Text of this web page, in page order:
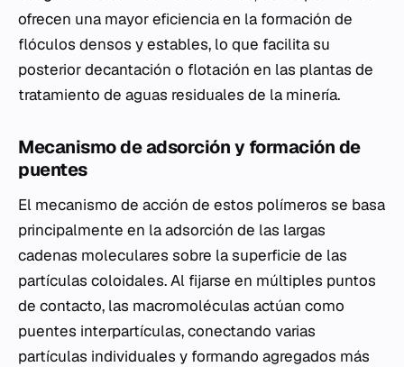
ofrecen una mayor eficiencia en la formación de
flóculos densos y estables, lo que facilita su
posterior decantación o flotación en las plantas de
tratamiento de aguas residuales de la minería.
Mecanismo de adsorción y formación de
puentes
El mecanismo de acción de estos polímeros se basa
principalmente en la adsorción de las largas
cadenas moleculares sobre la superficie de las
partículas coloidales. Al fijarse en múltiples puntos
de contacto, las macromoléculas actúan como
puentes interpartículas, conectando varias
partículas individuales y formando agregados más